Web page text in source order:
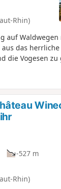
Rhin)
auf Waldwegen
das
die Vogesen
auf die
-527 m
Rhin)